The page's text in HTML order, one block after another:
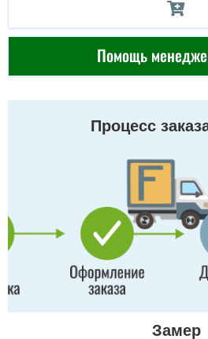
Помощь
Процесс
Замер